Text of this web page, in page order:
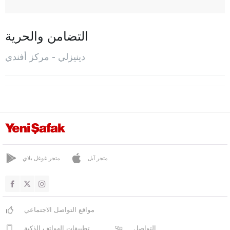
بولدان
شاميلي
هوناز
كاليه
باموك كاليه
ساراي كوي
التضامن والحرية
دينيزلي - مركز أفندي
متجر غوغل بلاي متجر آبل
مواقع التواصل الاجتماعي
تطبيقات الهواتف الذكية التواصل